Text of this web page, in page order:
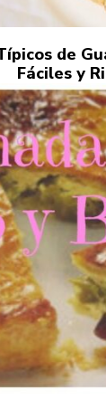
de
Fáciles y